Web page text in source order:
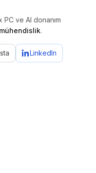
ve AI donanım
.
LinkedIn